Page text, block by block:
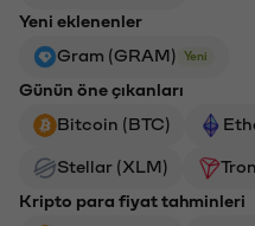
Yeni eklenenler
Gram (GRAM)
Yeni
Günün öne çıkanları
Bitcoin (BTC)
Stellar (XLM)
Kripto para fiyat tahminleri